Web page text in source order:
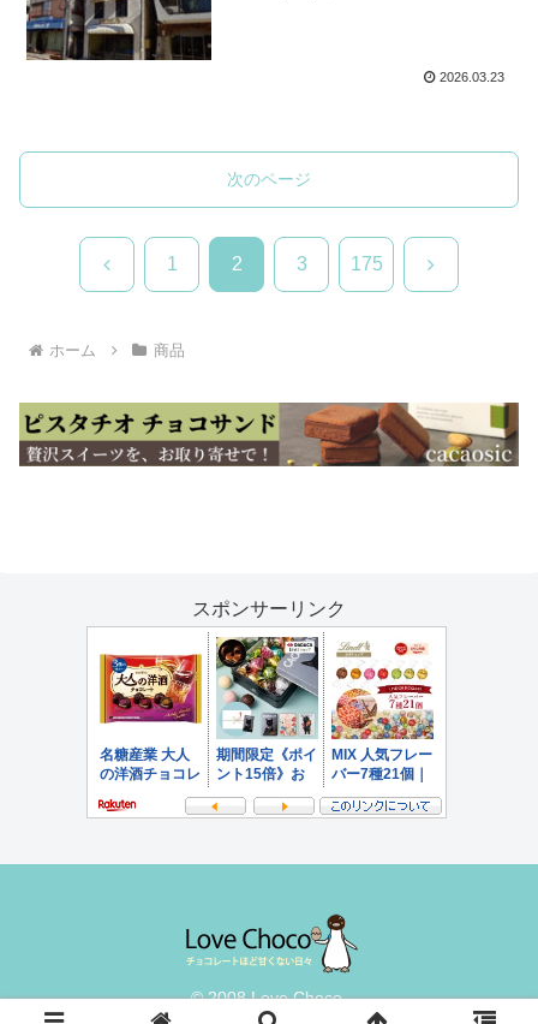
2026.03.23
次のページ
前 1 2 3 175 次
ホーム 商品
スポンサーリンク
© 2008 Love Choco.